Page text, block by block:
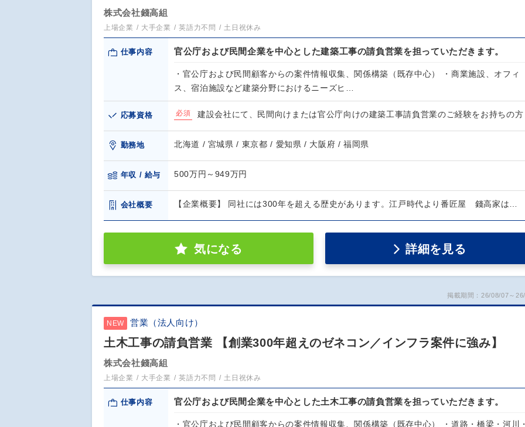
株式会社錢高組
上場企業 大手企業 英語力不問 土日祝休み
仕事内容 官公庁および民間企業を中心とした建築工事の請負営業を担っていただきます。
・官公庁および民間顧客からの案件情報収集、関係構築（既存中心） ・商業施設、オフィ
ス、宿泊施設など建築分野におけるニーズヒ…
応募資格 必須 建設会社にて、民間向けまたは官公庁向けの建築工事請負営業のご経験をお持ちの方
勤務地 北海道 / 宮城県 / 東京都 / 愛知県 / 大阪府 / 福岡県
年収 / 給与 500万円～949万円
会社概要 【企業概要】 同社には300年を超える歴史があります。江戸時代より番匠屋 錢高家は…
気になる 詳細を見る
掲載期間：26/08/07～
NEW 営業（法人向け）
土木工事の請負営業 【創業300年超えのゼネコン／インフラ案件に強み】
株式会社錢高組
上場企業 大手企業 英語力不問 土日祝休み
仕事内容 官公庁および民間企業を中心とした土木工事の請負営業を担っていただきます。
・官公庁および民間顧客からの案件情報収集、関係構築（既存中心） ・道路・橋梁・河川・